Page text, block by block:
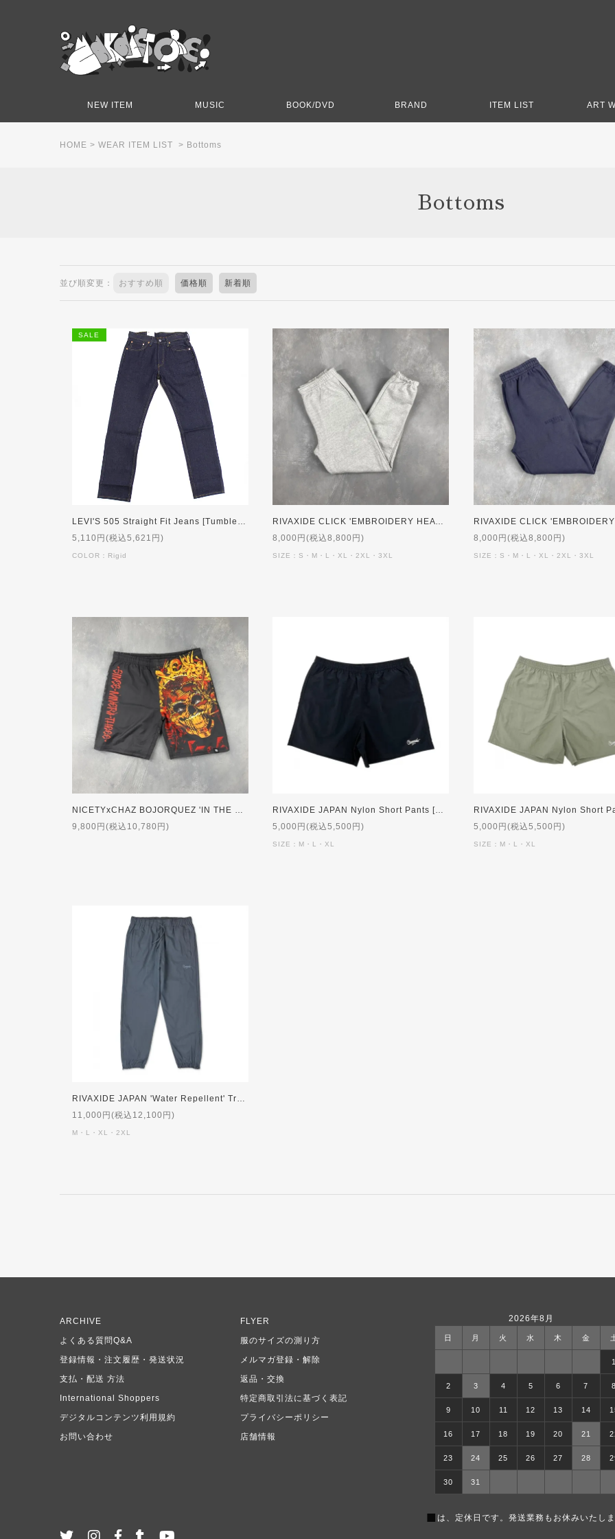
NEW ITEM MUSIC BOOK/DVD BRAND ITEM LIST ART
HOME > WEAR ITEM LIST > Bottoms
Bottoms
並び順変更： おすすめ順 価格順 新着順
SALE
LEVI'S 505 Straight Fit Jeans [Tumbled Rigid]
5,110円(税込5,621円)
COLOR：Rigid
RIVAXIDE CLICK 'EMBROIDERY HEAVY WEIGHT' Sweat Pants [GREY]【受注生産】
8,000円(税込8,800円)
SIZE：S・M・L・XL・2XL・3XL
8,000円(税込8,800円)
SIZE：S・M・L・XL・2XL・3XL
NICETYxCHAZ BOJORQUEZ 'IN THE MIX' Nylon Shorts
9,800円(税込10,780円)
RIVAXIDE JAPAN Nylon Short Pants [BLACK]
5,000円(税込5,500円)
SIZE：M・L・XL
5,000円(税込5,500円)
SIZE：M・L・XL
RIVAXIDE JAPAN 'Water Repellent' Training Pants [NAVY]
11,000円(税込12,100円)
M・L・XL・2XL
2026年8月
日 月 火 水 木 金
2 3 4 5 6 7
9 10 11 12 13 14
16 17 18 19 20 21
23 24 25 26 27 28
30 31
■ は、定休日です。発送業務もお休みいたし
ARCHIVE
FLYER
よくある質問Q&A
服のサイズの測り方
登録情報・注文履歴・発送状況
メルマガ登録・解除
支払・配送 方法
返品・交換
International Shoppers
特定商取引法に基づく表記
デジタルコンテンツ利用規約
プライバシーポリシー
お問い合わせ
店舗情報